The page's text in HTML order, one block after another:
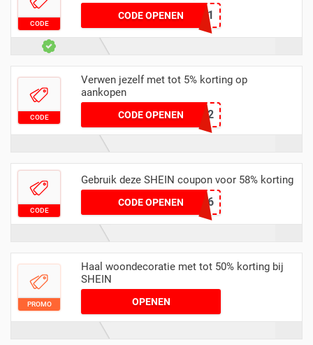
CODE
CODE OPENEN
A6EScarmenmateos881
CODE
Verwen jezelf met tot 5% korting op
aankopen
CODE OPENENeur073002
CODE
Gebruik deze SHEIN coupon voor 58% korting
CODE OPENENeur072006
PROMO
Haal woondecoratie met tot 50% korting bij
SHEIN
OPENEN